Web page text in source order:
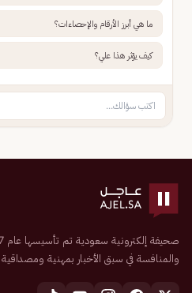
ما هي أبرز الأرقام والإحصاءات؟
كيف يؤثر هذا علي؟
والمنافسة في سبق الأخبار بمهنية